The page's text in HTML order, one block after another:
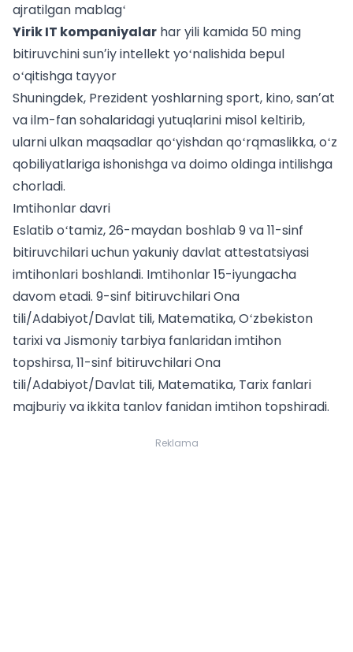
ajratilgan mablagʻ
Yirik IT kompaniyalar har yili kamida 50 ming
bitiruvchini sunʼiy intellekt yoʻnalishida bepul
oʻqitishga tayyor
Shuningdek, Prezident yoshlarning sport, kino, sanʼat
va ilm-fan sohalaridagi yutuqlarini misol keltirib,
ularni ulkan maqsadlar qoʻyishdan qoʻrqmaslikka, oʻz
qobiliyatlariga ishonishga va doimo oldinga intilishga
chorladi.
Imtihonlar davri
Eslatib oʻtamiz, 26-maydan boshlab 9 va 11-sinf
bitiruvchilari uchun yakuniy davlat attestatsiyasi
imtihonlari boshlandi. Imtihonlar 15-iyungacha
davom etadi. 9-sinf bitiruvchilari Ona
tili/Adabiyot/Davlat tili, Matematika, Oʻzbekiston
tarixi va Jismoniy tarbiya fanlaridan imtihon
topshirsa, 11-sinf bitiruvchilari Ona
tili/Adabiyot/Davlat tili, Matematika, Tarix fanlari
majburiy va ikkita tanlov fanidan imtihon topshiradi.
Reklama